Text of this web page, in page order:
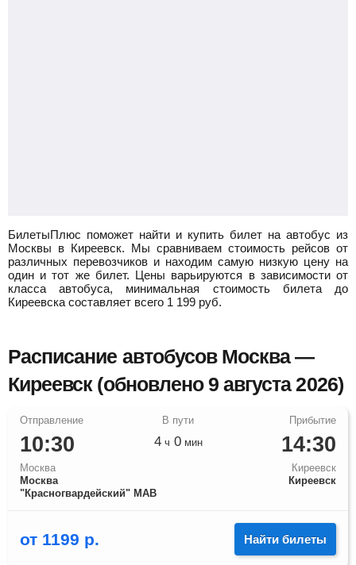
БилетыПлюс поможет найти и купить билет на автобус из
Москвы в Киреевск. Мы сравниваем стоимость рейсов от
различных перевозчиков и находим самую низкую цену на
один и тот же билет. Цены варьируются в зависимости от
класса автобуса, минимальная стоимость билета до
Киреевска составляет всего 1 199 руб.
Расписание автобусов Москва —
Киреевск (обновлено 9 августа 2026)
10:30
Москва
Москва
"Красногвардейский" МАВ
14:30
Киреевск
Киреевск
4ч 0мин
от 1199 р. Найти билеты